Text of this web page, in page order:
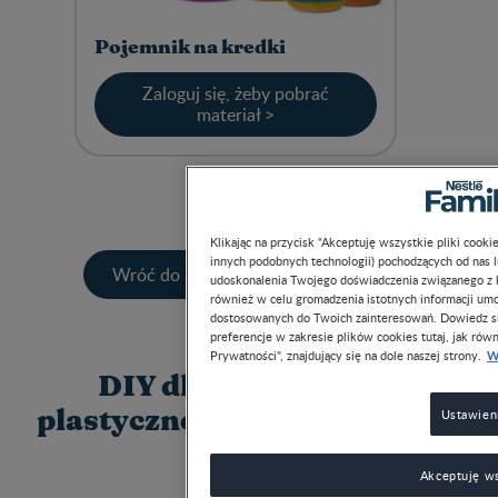
Pojemnik na kredki
Zaloguj się, żeby pobrać
materiał >
Wróć do materiałów do pobrania
DIY dla dzieci: prace
plastyczne z kartonem w roli
głównej
Klikając na przycisk “Akceptuję wszystkie pliki
innych podobnych technologii) pochodzących od
udoskonalenia Twojego doświadczenia związanego
również w celu gromadzenia istotnych informacji
dostosowanych do Twoich zainteresowań.
preferencje w zakresie plików cookies tutaj, jak
Prywatności", znajdujący się na dole naszej strony.
Akceptuję